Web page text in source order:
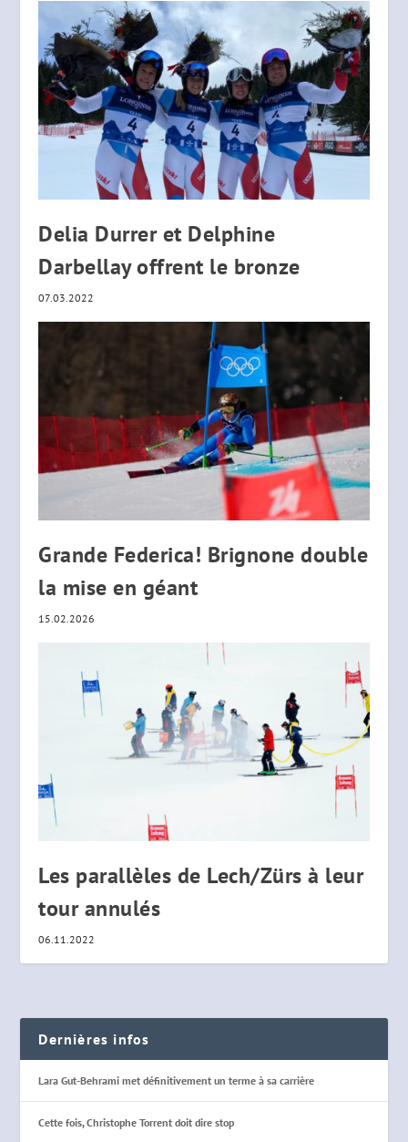
Delia Durrer et Delphine
Darbellay offrent le bronze
07.03.2022
Grande Federica! Brignone double
la mise en géant
15.02.2026
Les parallèles de Lech/Zürs à leur
tour annulés
06.11.2022
Dernières infos
Lara Gut-Behrami met définitivement un terme à sa carrière
Cette fois, Christophe Torrent doit dire stop